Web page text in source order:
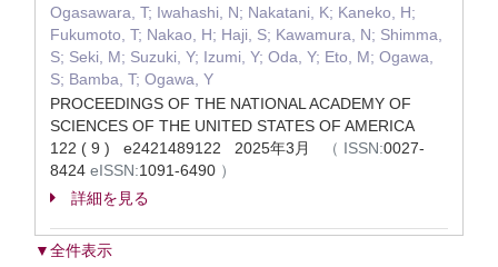
Ogasawara, T; Iwahashi, N; Nakatani, K; Kaneko, H;
Fukumoto, T; Nakao, H; Haji, S; Kawamura, N; Shimma,
S; Seki, M; Suzuki, Y; Izumi, Y; Oda, Y; Eto, M; Ogawa,
S; Bamba, T; Ogawa, Y
PROCEEDINGS OF THE NATIONAL ACADEMY OF
SCIENCES OF THE UNITED STATES OF AMERICA
122 ( 9 ) e2421489122 2025年3月
（ ISSN:0027-
8424 eISSN:1091-6490 ）
詳細を見る
▼全件表示